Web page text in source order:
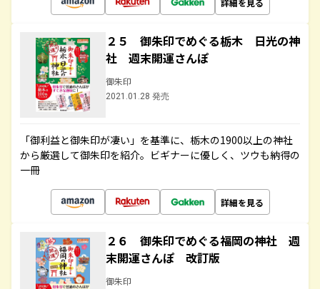
２５ 御朱印でめぐる栃木 日光の神
社 週末開運さんぽ
御朱印
2021.01.28 発売
「御利益と御朱印が凄い」を基準に、栃木の1900以上の神社
から厳選して御朱印を紹介。ビギナーに優しく、ツウも納得の
一冊
詳細を見る
２６ 御朱印でめぐる福岡の神社 週
末開運さんぽ 改訂版
御朱印